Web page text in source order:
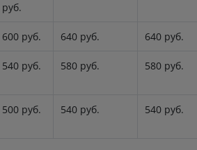
руб.
600 руб. 640 руб. 640 руб.
540 руб. 580 руб. 580 руб.
500 руб. 540 руб. 540 руб.